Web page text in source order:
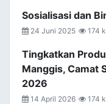
Sosialisasi dan
24 Juni 2025 174
Tingkatkan
Manggis, Camat
2026
14 April 2026 174